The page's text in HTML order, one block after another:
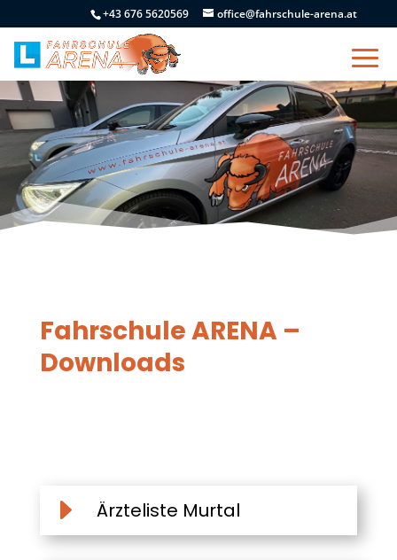
+43 676 5620569 office@fahrschule-arena.at
Fahrschule ARENA –
Downloads
E Ärzteliste Murtal